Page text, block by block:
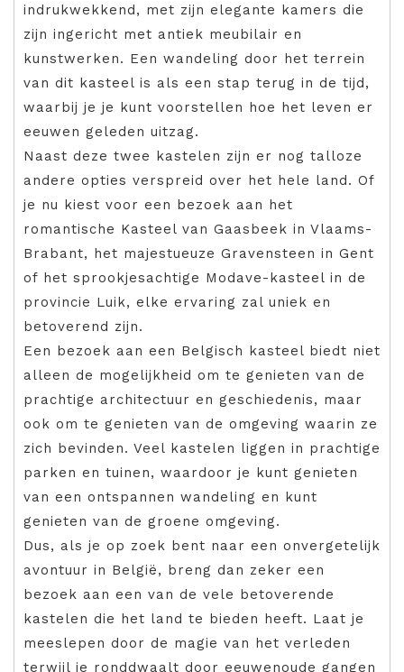
indrukwekkend, met zijn elegante kamers die
zijn ingericht met antiek meubilair en
kunstwerken. Een wandeling door het terrein
van dit kasteel is als een stap terug in de tijd,
waarbij je je kunt voorstellen hoe het leven er
eeuwen geleden uitzag.
Naast deze twee kastelen zijn er nog talloze
andere opties verspreid over het hele land. Of
je nu kiest voor een bezoek aan het
romantische Kasteel van Gaasbeek in Vlaams-
Brabant, het majestueuze Gravensteen in Gent
of het sprookjesachtige Modave-kasteel in de
provincie Luik, elke ervaring zal uniek en
betoverend zijn.
Een bezoek aan een Belgisch kasteel biedt niet
alleen de mogelijkheid om te genieten van de
prachtige architectuur en geschiedenis, maar
ook om te genieten van de omgeving waarin ze
zich bevinden. Veel kastelen liggen in prachtige
parken en tuinen, waardoor je kunt genieten
van een ontspannen wandeling en kunt
genieten van de groene omgeving.
Dus, als je op zoek bent naar een onvergetelijk
avontuur in België, breng dan zeker een
bezoek aan een van de vele betoverende
kastelen die het land te bieden heeft. Laat je
meeslepen door de magie van het verleden
terwijl je ronddwaalt door eeuwenoude gangen